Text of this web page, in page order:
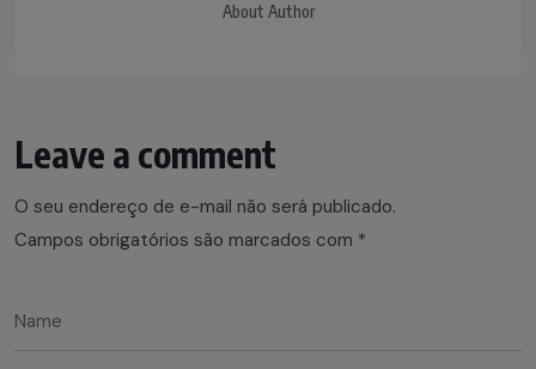
About Author
Leave a comment
O seu endereço de e-mail não será publicado.
Campos obrigatórios são marcados com *